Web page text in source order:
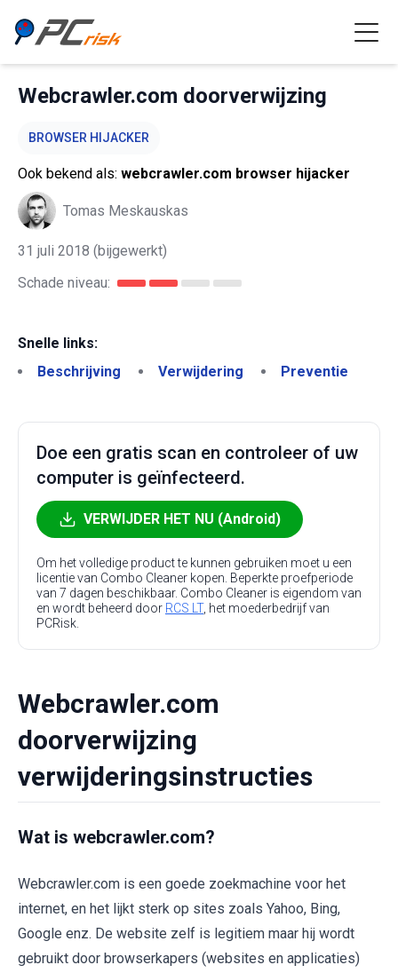
Webcrawler.com doorverwijzing
BROWSER HIJACKER
Ook bekend als: webcrawler.com browser hijacker
Tomas Meskauskas
31 juli 2018 (bijgewerkt)
Schade niveau:
Snelle links:
Beschrijving
Verwijdering Preventie
Doe een gratis scan en controleer of uw
computer is geïnfecteerd.
VERWIJDER HET NU (Android)
Om het volledige product te kunnen gebruiken moet u een
licentie van Combo Cleaner kopen. Beperkte proefperiode
van 7 dagen beschikbaar. Combo Cleaner is eigendom van
en wordt beheerd door RCS LT, het moederbedrijf van
PCRisk.
Webcrawler.com
doorverwijzing
verwijderingsinstructies
Wat is webcrawler.com?
Webcrawler.com is een goede zoekmachine voor het
internet, en het lijkt sterk op sites zoals Yahoo, Bing,
Google enz. De website zelf is legitiem maar hij wordt
gebruikt door browserkapers (websites en applicaties)